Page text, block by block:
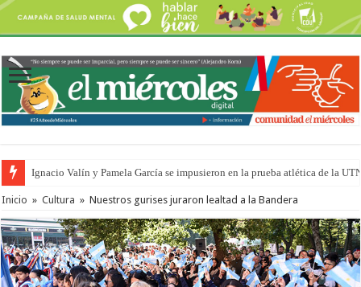
Traigo el litoral en mi canción: 100 años de Aníbal Sampayo
Inicio » Cultura » Nuestros gurises juraron lealtad a la Bandera